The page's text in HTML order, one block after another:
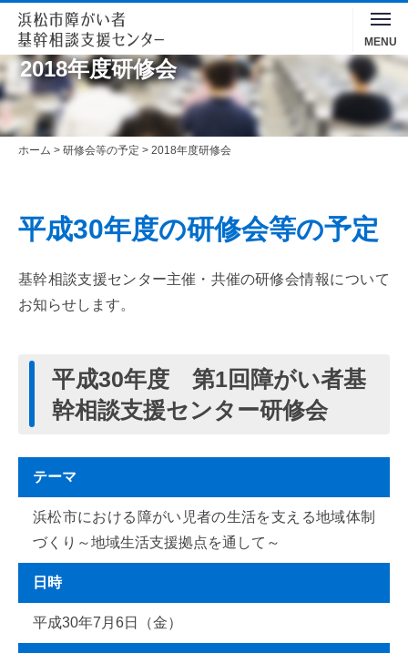
MENU
2018年度研修会
ホーム > 研修会等の予定 > 2018年度研修会
平成30年度の研修会等の予定
基幹相談支援センター主催・共催の研修会情報について
お知らせします。
平成30年度 第1回障がい者基
幹相談支援センター研修会
テーマ
浜松市における障がい児者の生活を支える地域体制
づくり～地域生活支援拠点を通して～
日時
平成30年7月6日（金）